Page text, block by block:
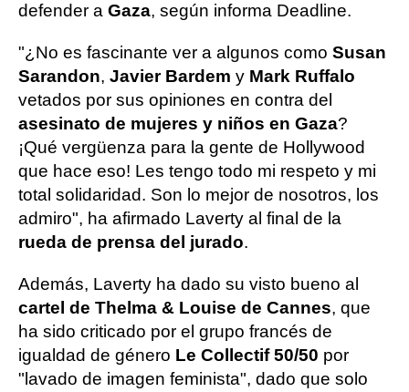
defender a Gaza, según informa Deadline.
"¿No es fascinante ver a algunos como Susan
Sarandon, Javier Bardem y Mark Ruffalo
vetados por sus opiniones en contra del
asesinato de mujeres y niños en Gaza?
¡Qué vergüenza para la gente de Hollywood
que hace eso! Les tengo todo mi respeto y mi
total solidaridad. Son lo mejor de nosotros, los
admiro", ha afirmado Laverty al final de la
rueda de prensa del jurado.
Además, Laverty ha dado su visto bueno al
cartel de Thelma & Louise de Cannes, que
ha sido criticado por el grupo francés de
igualdad de género Le Collectif 50/50 por
"lavado de imagen feminista", dado que solo